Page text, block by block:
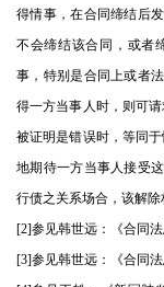
得情事，在合同缔结后
不会缔结该合同，或者
事，特别是合同上或者
得一方当事人时，则可
被证明是错误时，等同
地期待一方当事人接受
行债之关系场合，该解除
[2]参见韩世远：《合同
[3]参见韩世远：《合同